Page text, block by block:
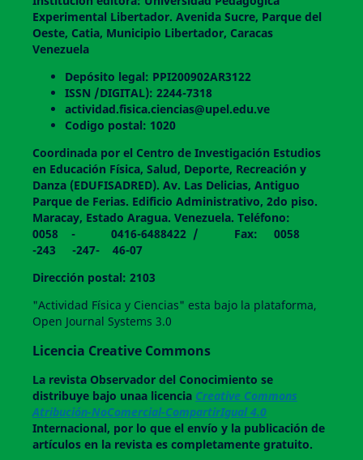
Experimental Libertador. Avenida Sucre, Parque del
Oeste, Catia, Municipio Libertador, Caracas
Venezuela
Depósito legal: PPI200902AR3122
ISSN /DIGITAL): 2244-7318
actividad.fisica.ciencias@upel.edu.ve
Codigo postal: 1020
Coordinada por el Centro de Investigación Estudios
en Educación Física, Salud, Deporte, Recreación y
Danza (EDUFISADRED). Av. Las Delicias, Antiguo
Parque de Ferias. Edificio Administrativo, 2do piso.
Maracay, Estado Aragua. Venezuela. Teléfono:
0058 - 0416-6488422 / Fax: 0058
-243 -247- 46-07
Dirección postal: 2103
"Actividad Física y Ciencias" esta bajo la plataforma,
Open Journal Systems 3.0
Licencia Creative Commons
La revistaObservador del Conocimiento se
distribuye bajo unaa licencia Creative Commons
Atribución-NoComercial-CompartirIgual 4.0
Internacional, por lo que el envío y la publicación de
artículos en la revista es completamente gratuito.